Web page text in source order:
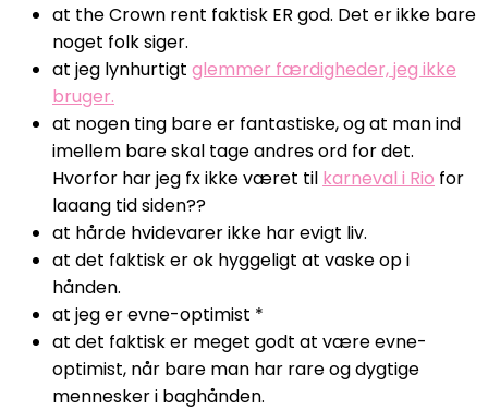
at the Crown rent faktisk ER god. Det er ikke bare
noget folk siger.
at jeg lynhurtigt glemmer færdigheder, jeg ikke
bruger.
at nogen ting bare er fantastiske, og at man ind
imellem bare skal tage andres ord for det.
Hvorfor har jeg fx ikke været til karneval i Rio for
laaang tid siden??
at hårde hvidevarer ikke har evigt liv.
at det faktisk er ok hyggeligt at vaske op i
hånden.
at jeg er evne-optimist *
at det faktisk er meget godt at være evne-
optimist, når bare man har rare og dygtige
mennesker i baghånden.